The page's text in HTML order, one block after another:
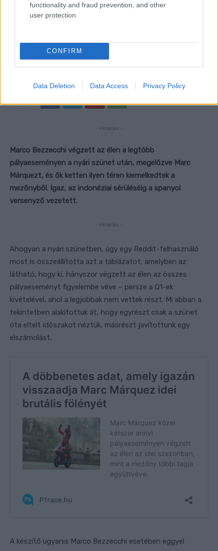
functionality and fraud prevention, and other
user protection.
CONFIRM
Data Deletion Data Access Privacy Policy